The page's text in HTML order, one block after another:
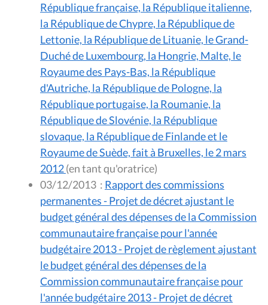
République française, la République italienne,
la République de Chypre, la République de
Lettonie, la République de Lituanie, le Grand-
Duché de Luxembourg, la Hongrie, Malte, le
Royaume des Pays-Bas, la République
d'Autriche, la République de Pologne, la
République portugaise, la Roumanie, la
République de Slovénie, la République
slovaque, la République de Finlande et le
Royaume de Suède, fait à Bruxelles, le 2 mars
2012
(en tant qu'oratrice)
03/12/2013 : Rapport des commissions
permanentes - Projet de décret ajustant le
budget général des dépenses de la Commission
communautaire française pour l'année
budgétaire 2013 - Projet de règlement ajustant
le budget général des dépenses de la
Commission communautaire française pour
l'année budgétaire 2013 - Projet de décret